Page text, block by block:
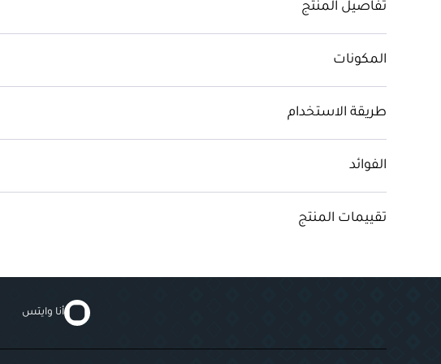
تفاصيل المنتج
المكونات
طريقة الاستخدام
الفوائد
تقييمات المنتج
أنا وايتس